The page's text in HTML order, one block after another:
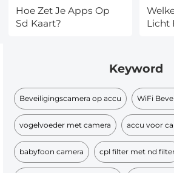
Hoe Zet Je Apps Op
Sd Kaart?
Licht
Keyword
Beveiligingscamera op accu WiFi
vogelvoeder met camera accu voor
babyfoon camera​ cpl filter met nd